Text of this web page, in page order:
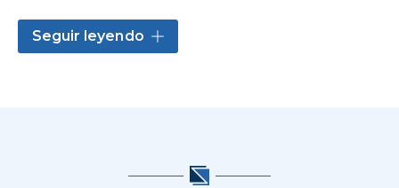
Trabajamos para que cada proceso sea sencillo y
claro, tanto si necesitas
todo lo que necesitas.
Seguir leyendo